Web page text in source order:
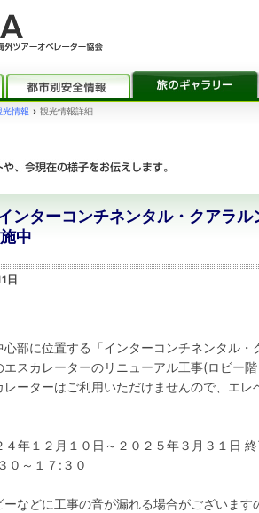
光情報 › 観光情報詳細
ンターコンチネンタル・クアラ
中
日
心部に位置する「インターコンチネンタル
エスカレーターのリニューアル工事(ロビー
レーターはご利用いただけませんので、エ
年１２月１０日～２０２５年３月３１日
～１７:３０
ーなどに工事の音が漏れる場合がございま